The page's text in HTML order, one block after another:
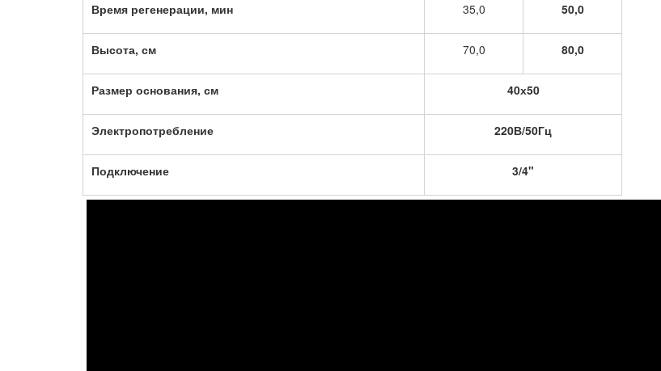
Время регенерации, мин 35,0 50,0
Высота, см 70,0 80,0
Размер основания, см 40х50
Электропотребление 220В/50Гц
Подключение 3/4"